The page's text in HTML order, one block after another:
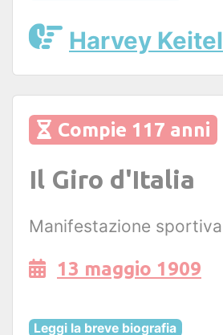
Harvey Keitel
Compie 117 anni
Il Giro d'Italia
Manifestazione sportiva
13 maggio 1909
Leggi la breve biografia